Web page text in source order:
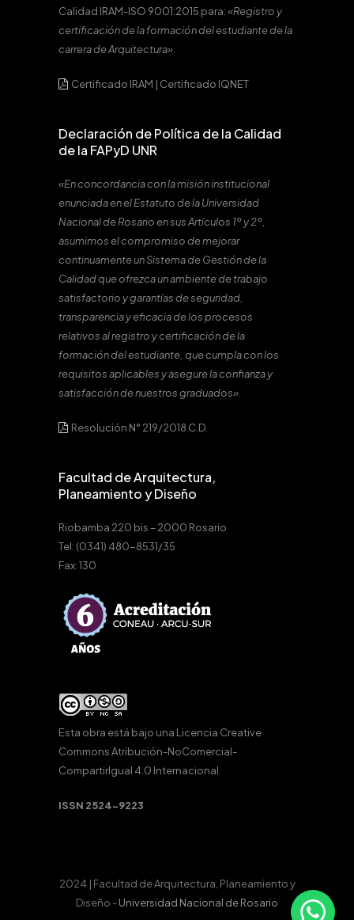
Calidad IRAM-ISO 9001:2015 para:«Registro y
certificación de la formación del estudiante de la
carrera de Arquitectura».
Certificado IRAM | Certificado IQNET
Declaración de Política de la Calidad
de la FAPyD UNR
«En concordancia con la misión institucional
enunciada en el Estatuto de la Universidad
Nacional de Rosario en sus Artículos 1º y 2º,
asumimos el compromiso de mejorar
continuamente un Sistema de Gestión de la
Calidad que ofrezca un ambiente de trabajo
satisfactorio y garantías de seguridad,
transparencia y eficacia de los procesos
relativos al registro y certificación de la
formación del estudiante, que cumpla con los
requisitos aplicables y asegure la confianza y
satisfacción de nuestros graduados».
Resolución N° 219/2018 C.D.
Facultad de Arquitectura,
Planeamiento y Diseño
Riobamba 220 bis – 2000 Rosario
Tel: (0341) 480-8531/35
Fax: 130
Esta obra está bajo una Licencia Creative
Commons Atribución-NoComercial-
CompartirIgual 4.0 Internacional.
ISSN 2524-9223
2024 | Facultad de Arquitectura, Planeamiento y
Diseño -Universidad Nacional de Rosario